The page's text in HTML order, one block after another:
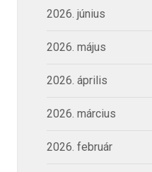
2026. június
2026. május
2026. április
2026. március
2026. február